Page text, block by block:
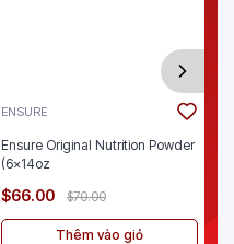
ENSURE
Ensure Original Nutrition Powder
(6x14oz
$66.00 $70.00
Thêm vào giỏ